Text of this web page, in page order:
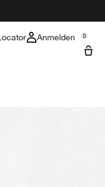
Anmelden 0